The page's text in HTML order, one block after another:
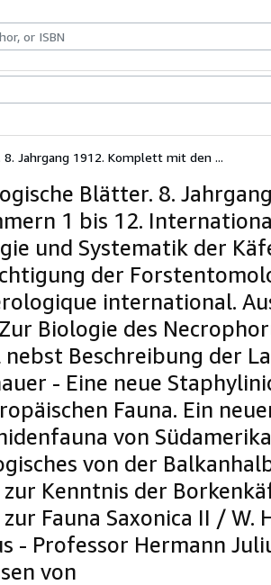
Jahrgang 1912. Komplett mit den ...
Blätter. 8.
1 bis 12.
und Systematik der
der
international.
Biologie des
nebst Beschreibung der
- Eine neue
Fauna. Ein
von
von der
Kenntnis der
Fauna Saxonica II / W.
- Professor Hermann
von